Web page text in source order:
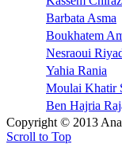
Barbata Asma
Boukhatem
Nesraoui
Yahia Rania
Moulai Khatir
Ben Hajria
Copyright © 2013
Scroll to Top